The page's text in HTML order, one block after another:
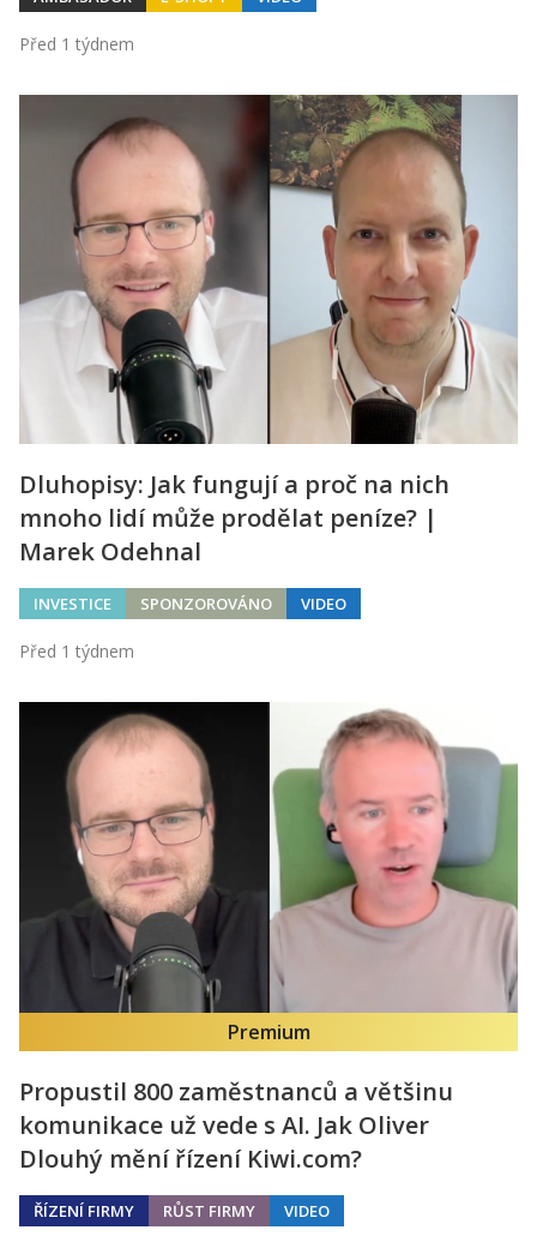
Před 1 týdnem
Dluhopisy: Jak fungují a proč na nich
mnoho lidí může prodělat peníze? |
Marek Odehnal
INVESTICE SPONZOROVÁNO VIDEO
Před 1 týdnem
Premium
Propustil 800 zaměstnanců a většinu
komunikace už vede s AI. Jak Oliver
Dlouhý mění řízení Kiwi.com?
ŘÍZENÍ FIRMY RŮST FIRMY VIDEO